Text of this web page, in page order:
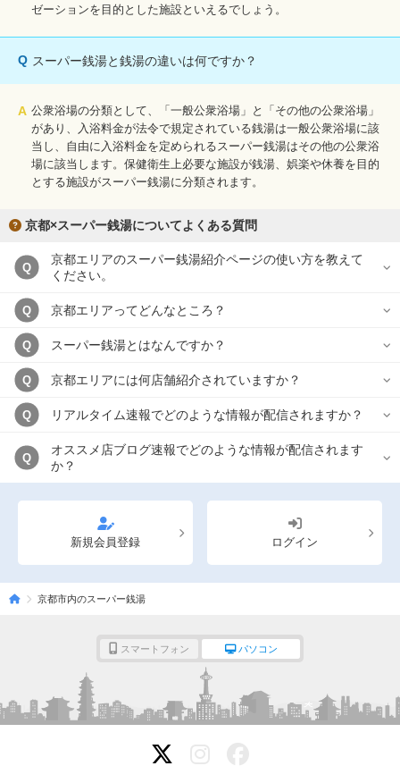
ゼーションを目的とした施設といえるでしょう。
Q スーパー銭湯と銭湯の違いは何ですか？
A 公衆浴場の分類として、「一般公衆浴場」と「その他の公衆浴場」
があり、入浴料金が法令で規定されている銭湯は一般公衆浴場に該
当し、自由に入浴料金を定められるスーパー銭湯はその他の公衆浴
場に該当します。保健衛生上必要な施設が銭湯、娯楽や休養を目的
とする施設がスーパー銭湯に分類されます。
京都×スーパー銭湯についてよくある質問
Q
京都エリアのスーパー銭湯紹介ページの使い方を教えて
ください。
Q 京都エリアってどんなところ？
Q スーパー銭湯とはなんですか？
Q 京都エリアには何店舗紹介されていますか？
Q リアルタイム速報でどのような情報が配信されますか？
Q
オススメ店ブログ速報でどのような情報が配信されます
か？
新規会員登録 ログイン
京都市内のスーパー銭湯
スマートフォン パソコン